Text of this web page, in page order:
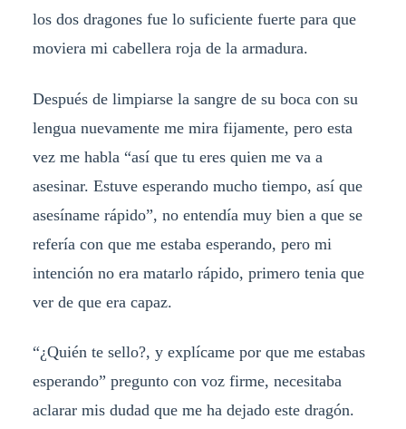
los dos dragones fue lo suficiente fuerte para que
moviera mi cabellera roja de la armadura.
Después de limpiarse la sangre de su boca con su
lengua nuevamente me mira fijamente, pero esta
vez me habla “así que tu eres quien me va a
asesinar. Estuve esperando mucho tiempo, así que
asesíname rápido”, no entendía muy bien a que se
refería con que me estaba esperando, pero mi
intención no era matarlo rápido, primero tenia que
ver de que era capaz.
“¿Quién te sello?, y explícame por que me estabas
esperando” pregunto con voz firme, necesitaba
aclarar mis dudad que me ha dejado este dragón.